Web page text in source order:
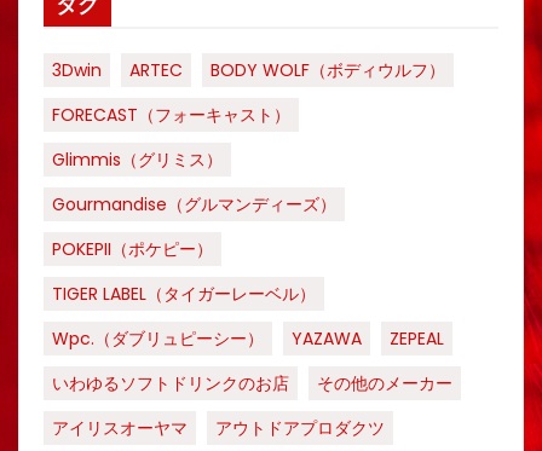
3Dwin ARTEC
BODY WOLF（ボディウルフ）
FORECAST（フォーキャスト）
Glimmis（グリミス）
Gourmandise（グルマンディーズ）
POKEPII（ポケピー）
TIGER LABEL（タイガーレーベル）
Wpc.（ダブリュピーシー）
YAZAWA
ZEPEAL
いわゆるソフトドリンクのお店
その他のメーカー
アイリスオーヤマ
アウトドアプロダクツ